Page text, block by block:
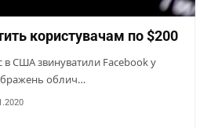
користувачам по $200
в США звинуватили Facebook у
облич…